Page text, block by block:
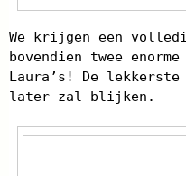
We krijgen een
bovendien twee
Laura’s! De
later zal blijken.